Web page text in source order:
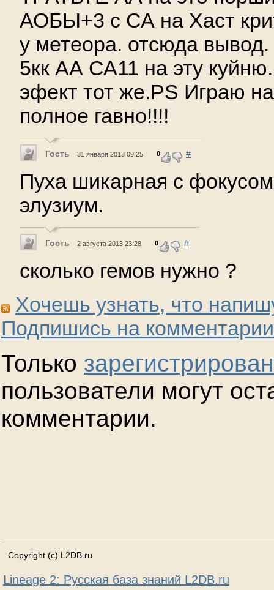
АОБЫ+3 с СА на Хаст
у метеора. отсюда вывод.
5кк АА СА11 на эту
эфект тот же.PS Играю
полное гавно!!!!
Гость 31 января 2013 09:25 0 #
Пуха шикарная с
элузиум.
Гость 2 августа 2013 23:28 0 #
сколько гемов нужно ?
Хочешь узнать, что
Подпишись на
Только
пользователи могут
комментарии.
Copyright (c) L2DB.ru
Lineage 2: Русская база знаний L2DB.ru